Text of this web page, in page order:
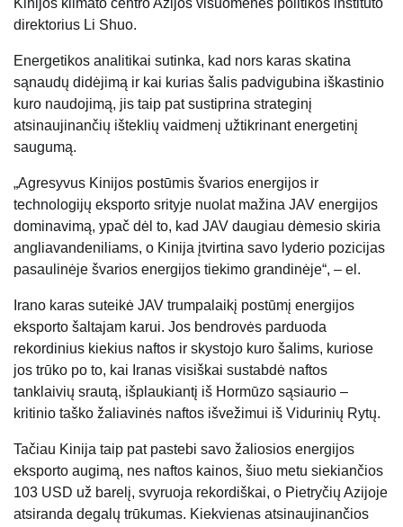
Kinijos klimato centro Azijos visuomenės politikos instituto
direktorius Li Shuo.
Energetikos analitikai sutinka, kad nors karas skatina
sąnaudų didėjimą ir kai kurias šalis padvigubina iškastinio
kuro naudojimą, jis taip pat sustiprina strateginį
atsinaujinančių išteklių vaidmenį užtikrinant energetinį
saugumą.
„Agresyvus Kinijos postūmis švarios energijos ir
technologijų eksporto srityje nuolat mažina JAV energijos
dominavimą, ypač dėl to, kad JAV daugiau dėmesio skiria
angliavandeniliams, o Kinija įtvirtina savo lyderio pozicijas
pasaulinėje švarios energijos tiekimo grandinėje“, – el.
Irano karas suteikė JAV trumpalaikį postūmį energijos
eksporto šaltajam karui. Jos bendrovės parduoda
rekordinius kiekius naftos ir skystojo kuro šalims, kuriose
jos trūko po to, kai Iranas visiškai sustabdė naftos
tanklaivių srautą, išplaukiantį iš Hormūzo sąsiaurio –
kritinio taško žaliavinės naftos išvežimui iš Vidurinių Rytų.
Tačiau Kinija taip pat pastebi savo žaliosios energijos
eksporto augimą, nes naftos kainos, šiuo metu siekiančios
103 USD už barelį, svyruoja rekordiškai, o Pietryčių Azijoje
atsiranda degalų trūkumas. Kiekvienas atsinaujinančios